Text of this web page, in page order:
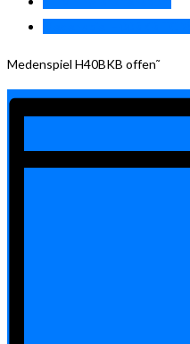
Medenspiel H40BKB offen˜